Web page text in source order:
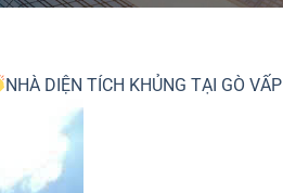
NHÀ DIỆN TÍCH KHỦNG TẠI GÒ VẤP